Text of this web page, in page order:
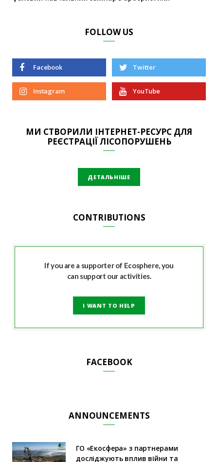
FOLLOW US
Facebook Twitter
Instagram YouTube
МИ СТВОРИЛИ ІНТЕРНЕТ-РЕСУРС ДЛЯ
РЕЄСТРАЦІЇ ЛІСОПОРУШЕНЬ
ДЕТАЛЬНІШЕ
CONTRIBUTIONS
If you are a supporter of Ecosphere, you
can support our activities.
I WANT TO HELP
FACEBOOK
ANNOUNCEMENTS
ГО «Екосфера» з партнерами
досліджують вплив війни та